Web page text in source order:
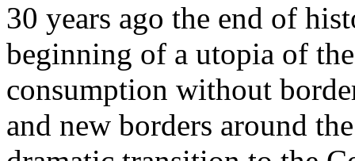
30 years ago the end of
beginning of a utopia of
consumption without
and new borders around